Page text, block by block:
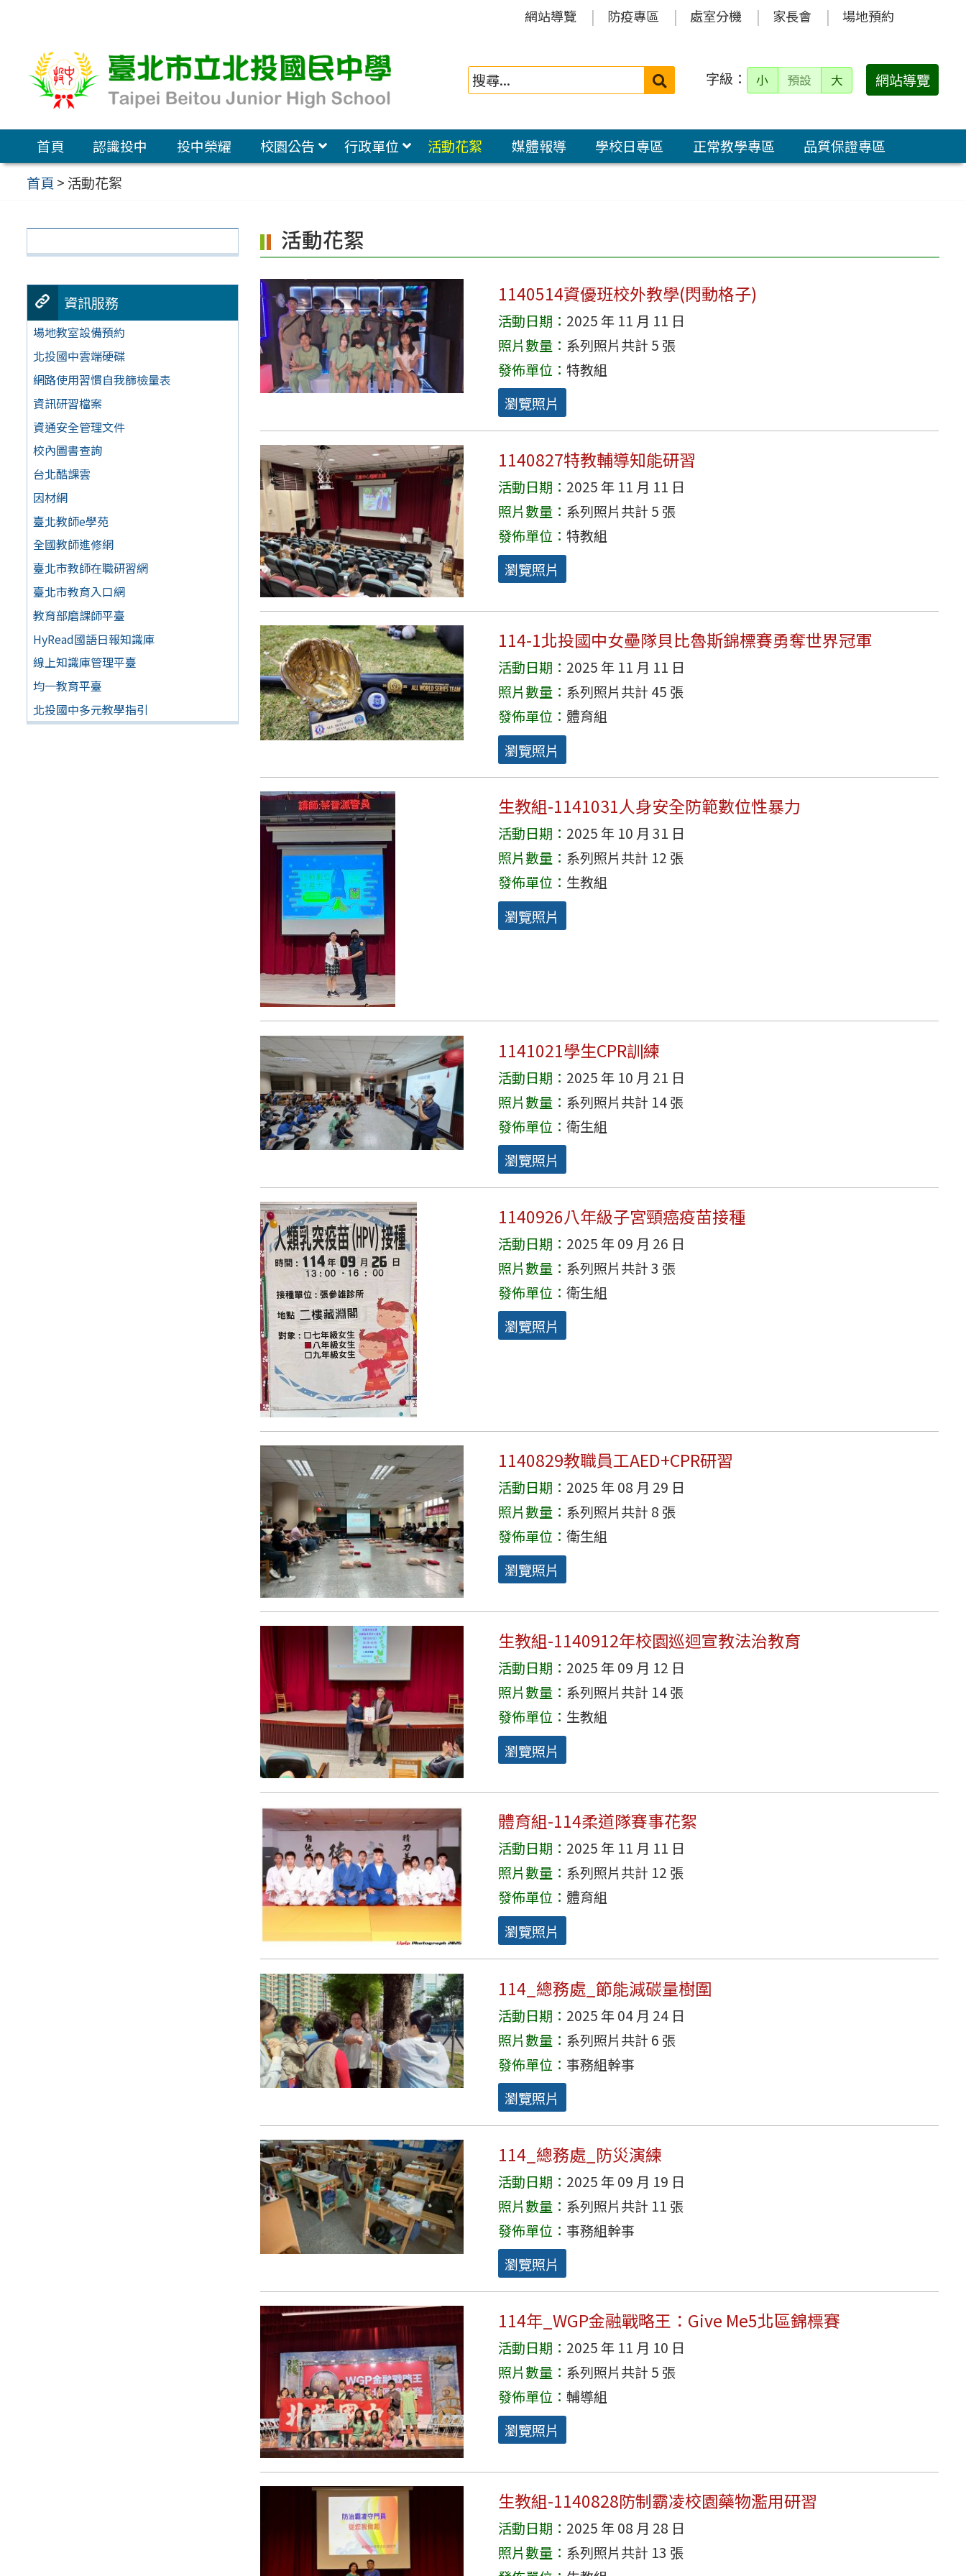
容
區
網站導覽 防疫專區 處室分機 家長會 場地預約
搜
字級： 小 預設 大 網站導覽
首頁 認識投中 投中榮耀 校園公告 行政單位 活動花絮 媒體報導 學校日專區 正常教學專區
品質保證專區
首頁 > 活動花絮
資訊服務
場地教室設備預約
北投國中雲端硬碟
網路使用習慣自我篩檢量表
資訊研習檔案
資通安全管理文件
校內圖書查詢
台北酷課雲
因材網
臺北教師e學苑
全國教師進修網
臺北市教師在職研習網
臺北市教育入口網
教育部磨課師平臺
HyRead國語日報知識庫
線上知識庫管理平臺
均一教育平臺
北投國中多元教學指引
活動花絮
1140514資優班校外教學(閃動格子)
活動日期： 2025 年 11 月 11 日
照片數量： 系列照片共計 5 張
發佈單位： 特教組
瀏覽照片
1140827特教輔導知能研習
活動日期： 2025 年 11 月 11 日
照片數量： 系列照片共計 5 張
發佈單位： 特教組
瀏覽照片
114-1北投國中女壘隊貝比魯斯錦標賽勇奪世界冠軍
活動日期： 2025 年 11 月 11 日
照片數量： 系列照片共計 45 張
發佈單位： 體育組
瀏覽照片
生教組-1141031人身安全防範數位性暴力
活動日期： 2025 年 10 月 31 日
照片數量： 系列照片共計 12 張
發佈單位： 生教組
瀏覽照片
1141021學生CPR訓練
活動日期： 2025 年 10 月 21 日
照片數量： 系列照片共計 14 張
發佈單位： 衛生組
瀏覽照片
1140926八年級子宮頸癌疫苗接種
活動日期： 2025 年 09 月 26 日
照片數量： 系列照片共計 3 張
發佈單位： 衛生組
瀏覽照片
1140829教職員工AED+CPR研習
活動日期： 2025 年 08 月 29 日
照片數量： 系列照片共計 8 張
發佈單位： 衛生組
瀏覽照片
生教組-1140912年校園巡迴宣教法治教育
活動日期： 2025 年 09 月 12 日
照片數量： 系列照片共計 14 張
發佈單位： 生教組
瀏覽照片
體育組-114柔道隊賽事花絮
活動日期： 2025 年 11 月 11 日
照片數量： 系列照片共計 12 張
發佈單位： 體育組
瀏覽照片
114_總務處_節能減碳量樹圍
活動日期： 2025 年 04 月 24 日
照片數量： 系列照片共計 6 張
發佈單位： 事務組幹事
瀏覽照片
114_總務處_防災演練
活動日期： 2025 年 09 月 19 日
照片數量： 系列照片共計 11 張
發佈單位： 事務組幹事
瀏覽照片
114年_WGP金融戰略王：Give Me5北區錦標賽
活動日期： 2025 年 11 月 10 日
照片數量： 系列照片共計 5 張
發佈單位： 輔導組
瀏覽照片
生教組-1140828防制霸凌校園藥物濫用研習
活動日期： 2025 年 08 月 28 日
照片數量： 系列照片共計 13 張